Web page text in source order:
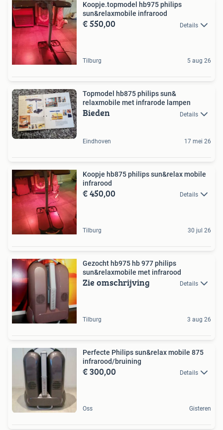
Koopje.topmodel hb975 philips
sun&relaxmobile infrarood
€ 550,00 Details
Tilburg 5 aug 26
Topmodel hb875 philips sun&
relaxmobile met infrarode lampen
Bieden Details
Eindhoven 17 mei 26
Koopje hb875 philips sun&relax mobile
infrarood
€ 450,00 Details
Tilburg 30 jul 26
Gezocht hb975 hb 977 philips
sun&relaxmobile met infrarood
Zie omschrijving Details
Tilburg 3 aug 26
Perfecte Philips sun&relax mobile 875
infrarood/bruining
€ 300,00 Details
Oss Gisteren